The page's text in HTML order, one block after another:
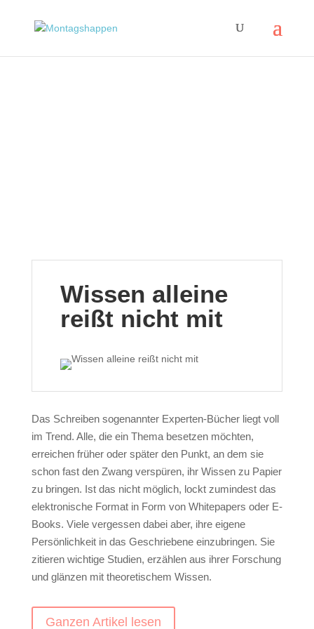
Wissen alleine
reißt nicht mit
Das Schreiben sogenannter Experten-Bücher liegt voll
im Trend. Alle, die ein Thema besetzen möchten,
erreichen früher oder später den Punkt, an dem sie
schon fast den Zwang verspüren, ihr Wissen zu Papier
zu bringen. Ist das nicht möglich, lockt zumindest das
elektronische Format in Form von Whitepapers oder E-
Books. Viele vergessen dabei aber, ihre eigene
Persönlichkeit in das Geschriebene einzubringen. Sie
zitieren wichtige Studien, erzählen aus ihrer Forschung
und glänzen mit theoretischem Wissen.
Ganzen Artikel lesen